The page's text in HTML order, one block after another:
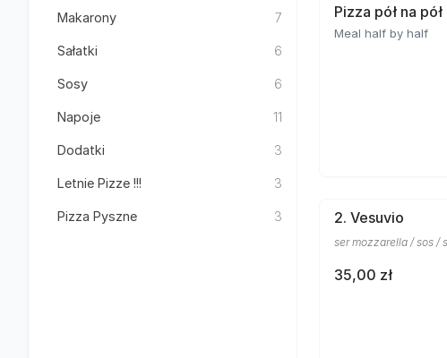
Makarony 7
Sałatki 6
Sosy 6
Napoje 11
Dodatki 3
Letnie Pizze !!! 3
Pizza Pyszne 3
Pizza pół na pół
Meal half by half
2. Vesuvio
ser mozzarella / sos /
35,00 zł